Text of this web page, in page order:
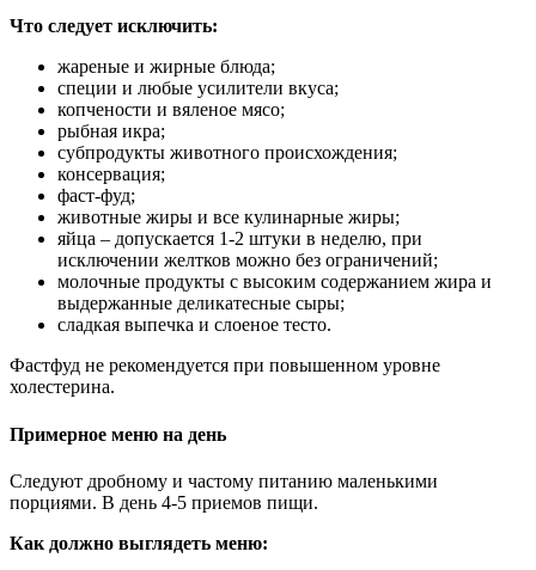
Что следует исключить:
жареные и жирные блюда;
специи и любые усилители вкуса;
копчености и вяленое мясо;
рыбная икра;
субпродукты животного происхождения;
консервация;
фаст-фуд;
животные жиры и все кулинарные жиры;
яйца – допускается 1-2 штуки в неделю, при
исключении желтков можно без ограничений;
молочные продукты с высоким содержанием жира и
выдержанные деликатесные сыры;
сладкая выпечка и слоеное тесто.
Фастфуд не рекомендуется при повышенном уровне
холестерина.
Примерное меню на день
Следуют дробному и частому питанию маленькими
порциями. В день 4-5 приемов пищи.
Как должно выглядеть меню: